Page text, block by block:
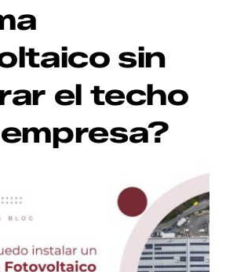
COTIZADOR
CONTACTO
sin
el techo